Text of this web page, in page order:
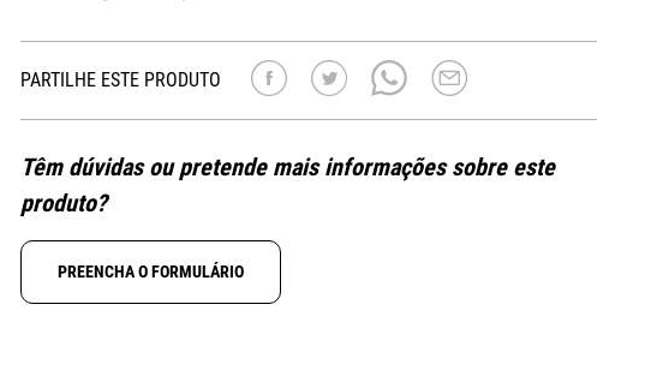
PARTILHE ESTE PRODUTO
Têm dúvidas ou pretende mais informações sobre este
produto?
PREENCHA O FORMULÁRIO